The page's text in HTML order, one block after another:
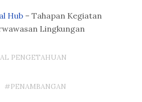
Hub – Tahapan Kegiatan
Lingkungan
PENGETAHUAN
#PENAMBANGAN